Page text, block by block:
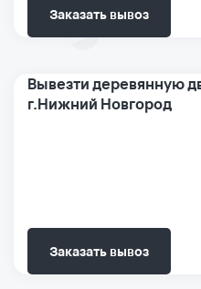
Заказать вывоз
Вывезти деревянную
г.Нижний Новгород
Заказать вывоз